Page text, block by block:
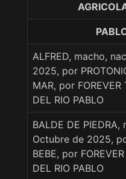
ALFRED, macho,
2025, por
MAR, por FOREVER
DEL RIO PABLO
BALDE DE
Octubre de 2025,
BEBE, por
DEL RIO PABLO